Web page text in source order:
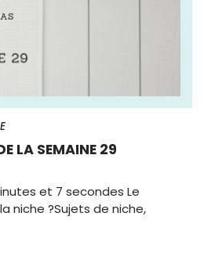
LA SEMAINE 29
et 7 secondes Le
niche ?Sujets de niche,